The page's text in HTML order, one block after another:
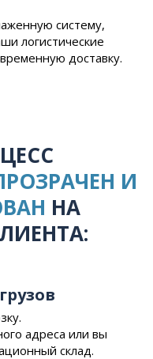
систему,
логистические
доставку.
И
НА
адреса или вы
склад.